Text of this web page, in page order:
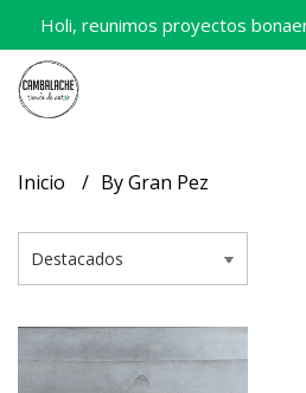
Holi, reunimos proyectos
Inicio By Gran Pez